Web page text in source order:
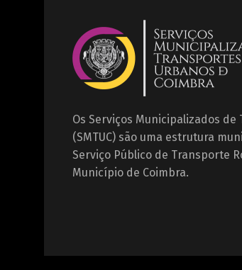
Os Serviços Municipalizados
(SMTUC) são uma estrutura
Serviço Público de Transporte
Município de Coimbra.